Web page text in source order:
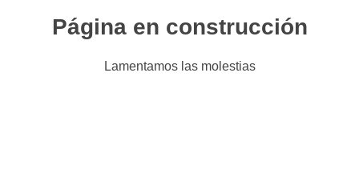
Página en construcción
Lamentamos las molestias